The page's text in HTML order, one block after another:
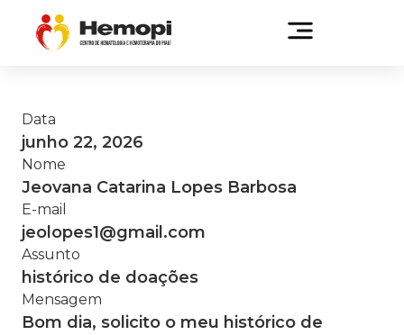
Data
junho 22, 2026
Nome
Jeovana Catarina Lopes Barbosa
E-mail
jeolopes1@gmail.com
Assunto
histórico de doações
Mensagem
Bom dia, solicito o meu histórico de